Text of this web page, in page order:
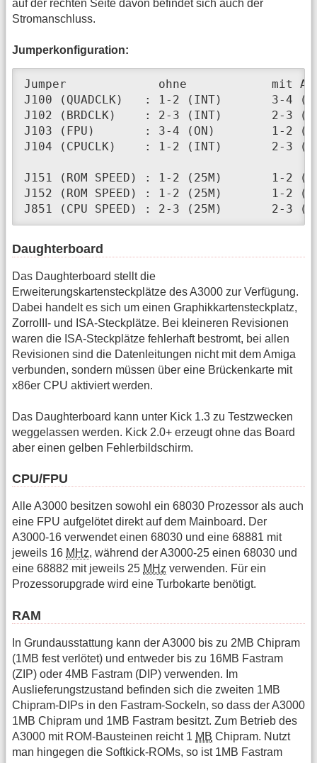
auf der rechten Seite davon befindet sich auch der
Stromanschluss.
Jumperkonfiguration:
Jumper             ohne            mit
J100 (QUADCLK)   : 1-2 (INT)       3-4
J102 (BRDCLK)    : 2-3 (INT)       2-3
J103 (FPU)       : 3-4 (ON)        1-2
J104 (CPUCLK)    : 1-2 (INT)       2-3
J151 (ROM SPEED) : 1-2 (25M)       1-2
J152 (ROM SPEED) : 1-2 (25M)       1-2
J851 (CPU SPEED) : 2-3 (25M)       2-3
Daughterboard
Das Daughterboard stellt die
Erweiterungskartensteckplätze des A3000 zur Verfügung.
Dabei handelt es sich um einen Graphikkartensteckplatz,
ZorroIII- und ISA-Steckplätze. Bei kleineren Revisionen
waren die ISA-Steckplätze fehlerhaft bestromt, bei allen
Revisionen sind die Datenleitungen nicht mit dem Amiga
verbunden, sondern müssen über eine Brückenkarte mit
x86er CPU aktiviert werden.
Das Daughterboard kann unter Kick 1.3 zu Testzwecken
weggelassen werden. Kick 2.0+ erzeugt ohne das Board
aber einen gelben Fehlerbildschirm.
CPU/FPU
Alle A3000 besitzen sowohl ein 68030 Prozessor als auch
eine FPU aufgelötet direkt auf dem Mainboard. Der
A3000-16 verwendet einen 68030 und eine 68881 mit
jeweils 16 MHz, während der A3000-25 einen 68030 und
eine 68882 mit jeweils 25 MHz verwenden. Für ein
Prozessorupgrade wird eine Turbokarte benötigt.
RAM
In Grundausstattung kann der A3000 bis zu 2MB Chipram
(1MB fest verlötet) und entweder bis zu 16MB Fastram
(ZIP) oder 4MB Fastram (DIP) verwenden. Im
Auslieferungstzustand befinden sich die zweiten 1MB
Chipram-DIPs in den Fastram-Sockeln, so dass der A3000
1MB Chipram und 1MB Fastram besitzt. Zum Betrieb des
A3000 mit ROM-Bausteinen reicht 1 MB Chipram. Nutzt
man hingegen die Softkick-ROMs, so ist 1MB Fastram